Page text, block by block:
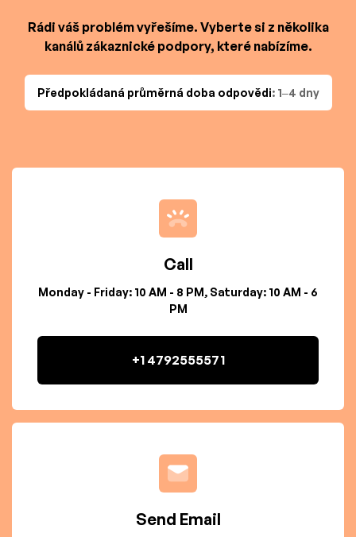
Rádi váš problém vyřešíme. Vyberte si z několika
kanálů zákaznické podpory, které nabízíme.
Předpokládaná průměrná doba odpovědi: 1–4 dny
Call
Monday - Friday: 10 AM - 8 PM, Saturday: 10 AM - 6
PM
+1 4792555571
Send Email